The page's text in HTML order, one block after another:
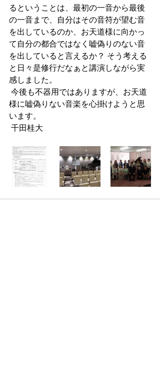
るということは、最初の一音から最後
の一音まで、自分はその音符が望む音
を出しているのか、お天道様に向かっ
て自分の都合ではなく嘘偽りのない音
を出していると言えるか？ そう考える
と日々是修行だなぁと講演しながら実
感しました。
様に嘘偽りない音楽を心掛けようと思
います。
千田桂大